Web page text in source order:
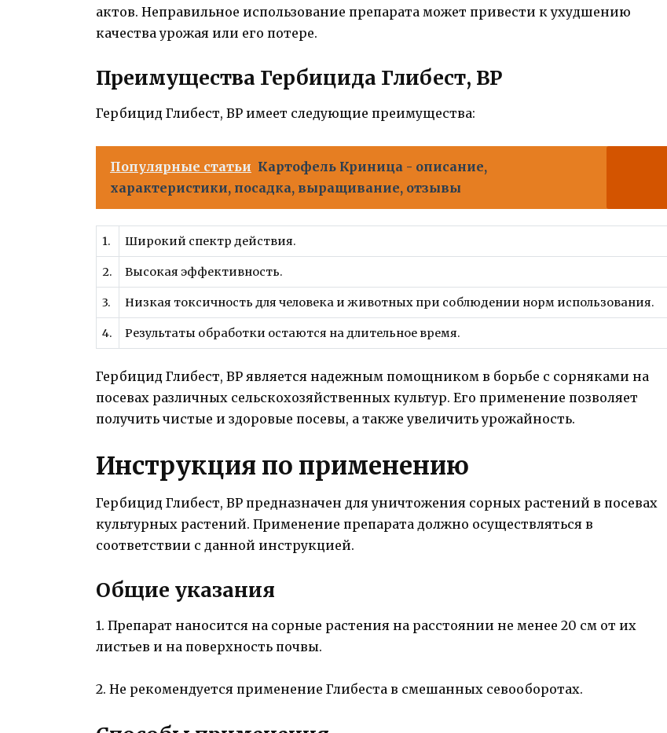
актов. Неправильное использование препарата может привести к ухудшению
качества урожая или его потере.
Преимущества Гербицида Глибест, ВР
Гербицид Глибест, ВР имеет следующие преимущества:
Популярные статьи Картофель Криница - описание,
характеристики, посадка, выращивание, отзывы
1. Широкий спектр действия.
2. Высокая эффективность.
3. Низкая токсичность для человека и животных при соблюдении норм использования.
4. Результаты обработки остаются на длительное время.
Гербицид Глибест, ВР является надежным помощником в борьбе с сорняками на
посевах различных сельскохозяйственных культур. Его применение позволяет
получить чистые и здоровые посевы, а также увеличить урожайность.
Инструкция по применению
Гербицид Глибест, ВР предназначен для уничтожения сорных растений в посевах
культурных растений. Применение препарата должно осуществляться в
соответствии с данной инструкцией.
Общие указания
1. Препарат наносится на сорные растения на расстоянии не менее 20 см от их
листьев и на поверхность почвы.
2. Не рекомендуется применение Глибеста в смешанных севооборотах.